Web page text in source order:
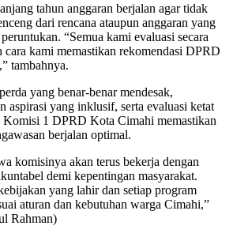
tahun anggaran berjalan agar tidak
dari rencana ataupun anggaran yang
“Semua kami evaluasi secara
kami memastikan rekomendasi DPRD
tambahnya.
yang benar-benar mendesak,
aspirasi yang inklusif, serta evaluasi ketat
Komisi 1 DPRD Kota Cimahi memastikan
berjalan optimal.
komisinya akan terus bekerja dengan
demi kepentingan masyarakat.
yang lahir dan setiap program
aturan dan kebutuhan warga Cimahi,”
Rahman)